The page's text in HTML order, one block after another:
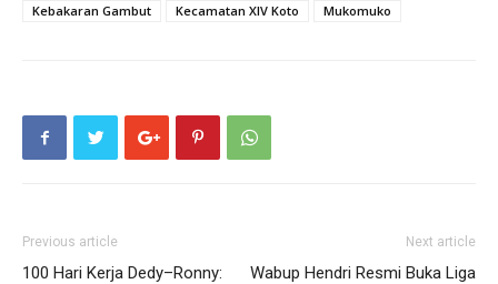
Kebakaran Gambut
Kecamatan XIV Koto Mukomuko
Previous article
100 Hari Kerja Dedy–Ronny:
Next article
Wabup Hendri Resmi Buka Liga